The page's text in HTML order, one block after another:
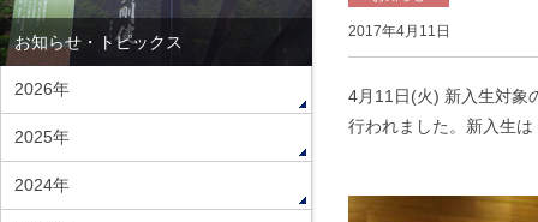
2017年4月11日
4月11日(火) 新入生対象
行われました。新入生
お知らせ・トピックス
2026年
2025年
2024年